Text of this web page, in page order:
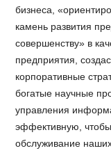
бизнеса,
камень развития
совершенству» в
предприятия,
корпоративные
богатые научные
управления
эффективную, чтобы
обслуживание